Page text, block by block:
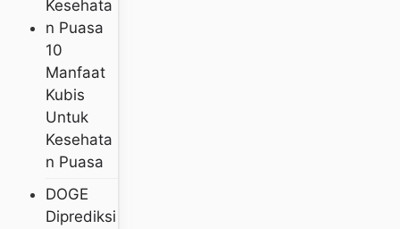
10
Manfaat
Kubis
Untuk
Kesehata
N Puasa
DOGE
Diprediksi